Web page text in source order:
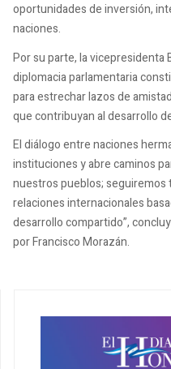
oportunidades de inversión,
naciones.
Por su parte, la vicepresidenta
diplomacia parlamentaria
para estrechar lazos de
que contribuyan al desarrollo
El diálogo entre naciones
instituciones y abre caminos
nuestros pueblos; seguiremos
relaciones internacionales
desarrollo compartido”,
por Francisco Morazán.